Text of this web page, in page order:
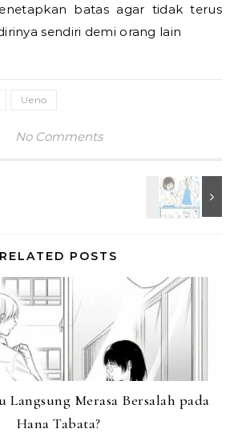
batas agar tidak terus
sendiri demi orang lain
Ueno
No Comments
RELATED POSTS
Langsung Merasa Bersalah pada
Hana Tabata?